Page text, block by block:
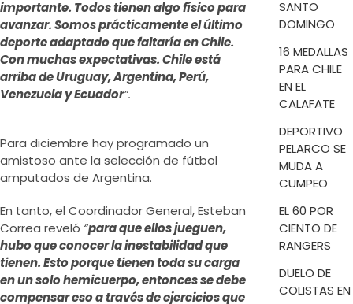
importante. Todos tienen algo físico para
avanzar. Somos prácticamente el último
deporte adaptado que faltaría en Chile.
Con muchas expectativas. Chile está
arriba de Uruguay, Argentina, Perú,
Venezuela y Ecuador”.
Para diciembre hay programado un
amistoso ante la selección de fútbol
amputados de Argentina.
En tanto, el Coordinador General, Esteban
Correa reveló “para que ellos jueguen,
hubo que conocer la inestabilidad que
tienen. Esto porque tienen toda su carga
en un solo hemicuerpo, entonces se debe
compensar eso a través de ejercicios que
SANTO
DOMINGO
16 MEDALLAS
PARA CHILE
EN EL
CALAFATE
DEPORTIVO
PELARCO SE
MUDA A
CUMPEO
EL 60 POR
CIENTO DE
RANGERS
DUELO DE
COLISTAS EN